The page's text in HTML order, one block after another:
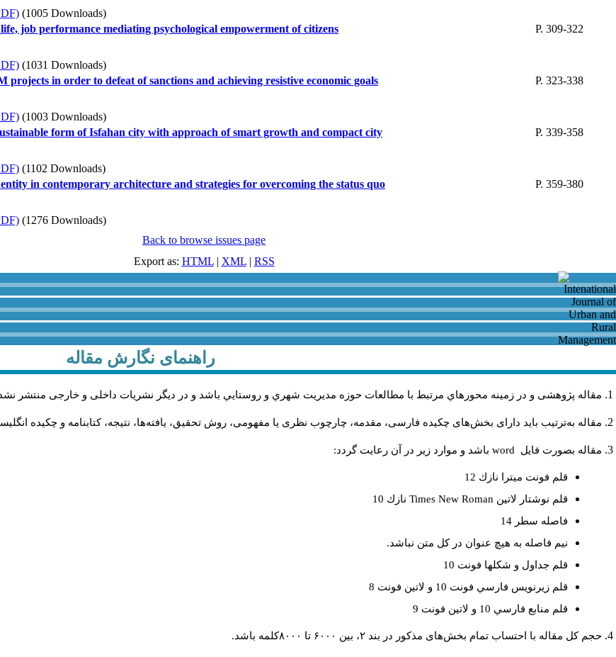
(1005 Downloads)
job performance mediating psychological empowerment of citizens
P. 309-322
(1031 Downloads)
in order to defeat of sanctions and achieving resistive economic goals
P. 323-338
(1003 Downloads)
form of Isfahan city with approach of smart growth and compact city
P. 339-358
(1102 Downloads)
in contemporary architecture and strategies for overcoming the status quo
P. 359-380
(1276 Downloads)
Back to browse issues page
Export as: HTML| XML| RSS
راهنمای نگارش مقاله
مقاله پژوهشی و در زمینه محورهاي مرتبط با مطالعات حوزه مديريت شهري و روستايي باشد و در دیگر نشریات داخلی و خارجی منتشر
مقاله به‌ترتیب باید دارای بخش‌های چکیده فارسی، مقدمه، چارچوب نظری یا مفهومی، روش تحقیق، یافته‌ها، نتیجه، کتابنامه و چکیده
مقاله بصورت فايل word باشد و موارد زير در آن رعايت گردد:
قلم فونت ميترا نازك 12
قلم نوشتار لاتين Times New Roman نازك 10
فاصله سطر 14
نيم فاصله به هيچ عنوان در كل متن نباشد.
قلم جداول و شكلها فونت 10
قلم زيرنويس فارسي فونت 10 و لاتين فونت 8
قلم منابع فارسي 10 و لاتين فونت 9
حجم کل مقاله با احتساب تمام بخش‌های مذکور در بند ۲، بین ۶۰۰۰ تا ۸۰۰۰کلمه باشد.